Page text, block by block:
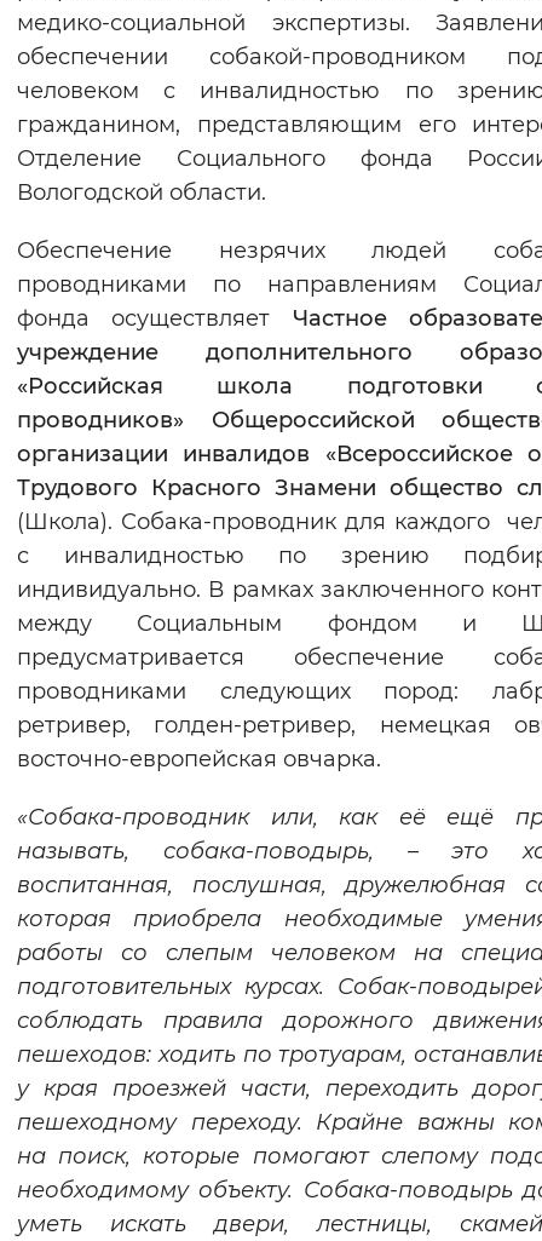
медико-социальной экспертизы.
обеспечении собакой-проводником
человеком с инвалидностью по
гражданином, представляющим его
Отделение Социального фонда
Вологодской области.
Обеспечение незрячих людей
проводниками по направлениям
фонда осуществляет Частное
учреждение дополнительного
«Российская школа подготовки
проводников» Общероссийской
организации инвалидов «Всероссийское
Трудового Красного Знамени общество
(Школа). Собака-проводник для каждого
с инвалидностью по зрению
индивидуально. В рамках заключенного
между Социальным фондом и
предусматривается обеспечение
проводниками следующих пород:
ретривер, голден-ретривер, немецкая
восточно-европейская овчарка.
«Собака-проводник или, как её ещё
называть, собака-поводырь, – это
воспитанная, послушная, дружелюбная
которая приобрела необходимые
работы со слепым человеком на
подготовительных курсах. Собак-
соблюдать правила дорожного
пешеходов: ходить по тротуарам,
у края проезжей части, переходить
пешеходному переходу. Крайне важны
на поиск, которые помогают слепому
необходимому объекту. Собака-поводырь
уметь искать двери, лестницы,